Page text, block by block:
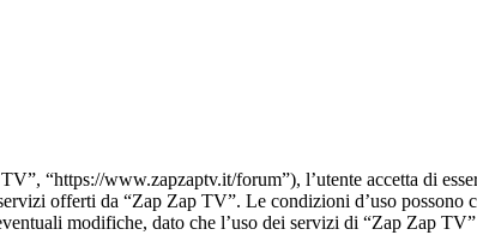
“https://www.zapzaptv.it/forum”), l’utente accetta di
offerti da “Zap Zap TV”. Le condizioni d’uso
modifiche, dato che l’uso dei servizi di “Zap Zap